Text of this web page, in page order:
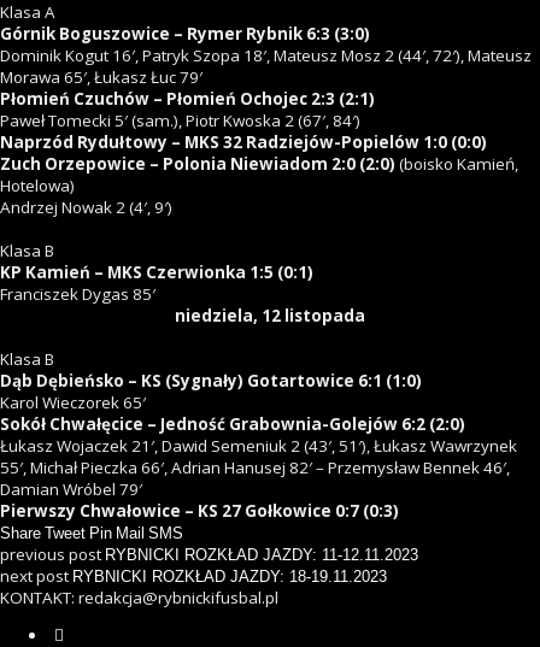
Klasa A
Górnik Boguszowice – Rymer Rybnik 6:3 (3:0)
Dominik Kogut 16′, Patryk Szopa 18′, Mateusz Mosz 2 (44′, 72′), Mateusz
Morawa 65′, Łukasz Łuc 79′
Płomień Czuchów – Płomień Ochojec 2:3 (2:1)
Paweł Tomecki 5′ (sam.), Piotr Kwoska 2 (67′, 84′)
Naprzód Rydułtowy – MKS 32 Radziejów-Popielów 1:0 (0:0)
Zuch Orzepowice – Polonia Niewiadom 2:0 (2:0) (boisko Kamień,
Hotelowa)
Andrzej Nowak 2 (4′, 9′)
Klasa B
KP Kamień – MKS Czerwionka 1:5 (0:1)
Franciszek Dygas 85′
niedziela, 12 listopada
Klasa B
Dąb Dębieńsko – KS (Sygnały) Gotartowice 6:1 (1:0)
Karol Wieczorek 65′
Sokół Chwałęcice – Jedność Grabownia-Golejów 6:2 (2:0)
Łukasz Wojaczek 21′, Dawid Semeniuk 2 (43′, 51′), Łukasz Wawrzynek
55′, Michał Pieczka 66′, Adrian Hanusej 82′ – Przemysław Bennek 46′,
Damian Wróbel 79′
Pierwszy Chwałowice – KS 27 Gołkowice 0:7 (0:3)
Share Tweet Pin Mail SMS
previous post RYBNICKI ROZKŁAD JAZDY: 11-12.11.2023
next post RYBNICKI ROZKŁAD JAZDY: 18-19.11.2023
KONTAKT: redakcja@rybnickifusbal.pl